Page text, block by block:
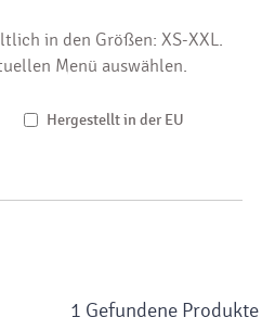
in den Größen: XS-XXL.
Menü auswählen.
Hergestellt in der EU
1 Gefundene Produkte